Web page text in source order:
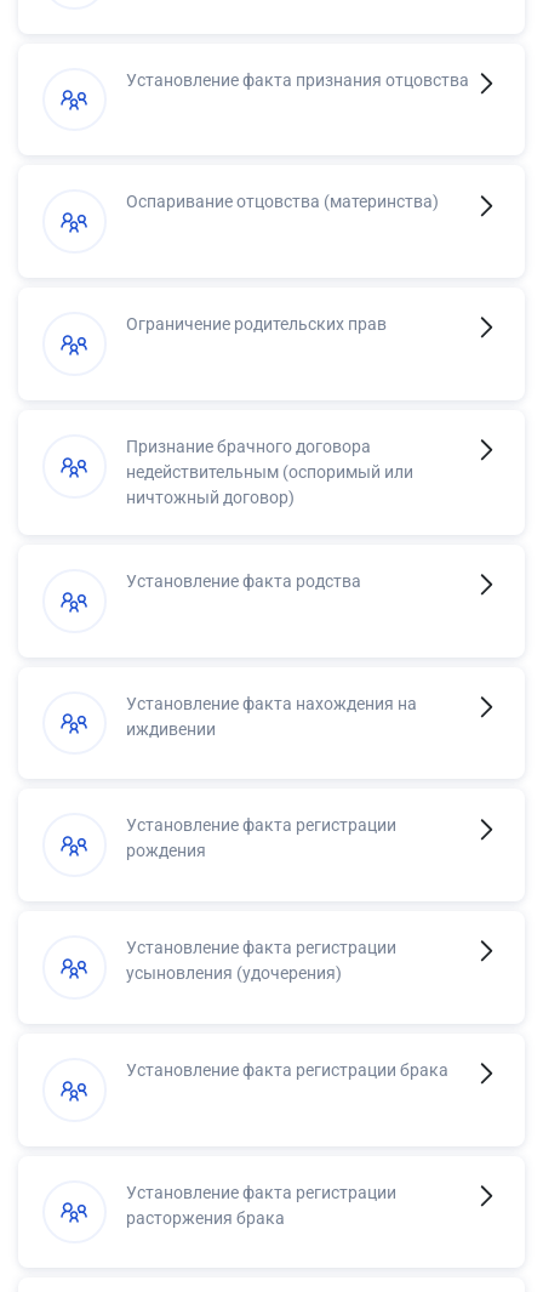
Установление факта признания отцовства
Оспаривание отцовства (материнства)
Ограничение родительских прав
Признание брачного договора
недействительным (оспоримый или
ничтожный договор)
Установление факта родства
Установление факта нахождения на
иждивении
Установление факта регистрации
рождения
Установление факта регистрации
усыновления (удочерения)
Установление факта регистрации брака
Установление факта регистрации
расторжения брака